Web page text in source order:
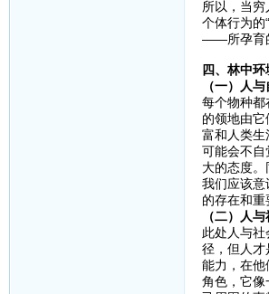
所以，当
个体行为
——所孕育
四、林中环
（一）人
每个物种都
的领地由
富和人类生
可能会不自
大的态度
我们应该意
的存在和重
（二）人
此处人与社
径，但人才
能力，在他
角色，它像